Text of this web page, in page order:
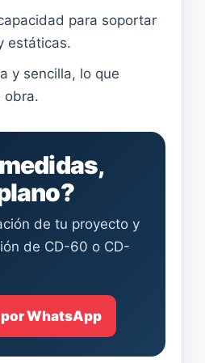
para soportar
estáticas.
y sencilla, lo que
obra.
de tu proyecto y
de CD-60 o CD-
WhatsApp